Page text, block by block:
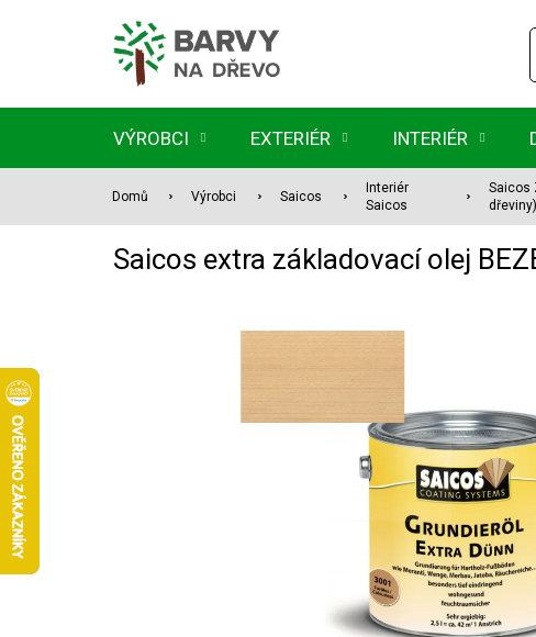
VÝROBCI EXTERIÉR INTERIÉR
Domů Výrobci Saicos
Interiér
Saicos
Saicos
dřeviny)
Saicos extra základovací olej